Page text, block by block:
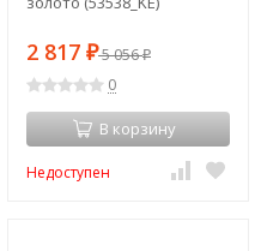
2 817 ₽5 056₽
0
В корзину
Недоступен